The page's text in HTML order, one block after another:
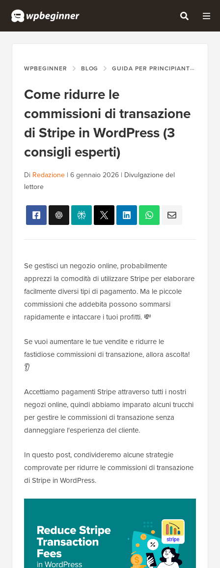
WPBEGINNER BLOG GUIDA PER PRINCIPIANTI
Come ridurre le
commissioni di transazione
di Stripe in WordPress (3
consigli esperti)
Di Redazione | 6 gennaio 2026 | Divulgazione del
lettore
Se gestisci un negozio online, probabilmente
apprezzi la comodità di utilizzare Stripe per elaborare
facilmente diversi tipi di pagamento. Ma le piccole
commissioni che addebita possono sommarsi
rapidamente e intaccare i tuoi profitti. 💸
Se vuoi aumentare le tue vendite e ridurre le
fastidiose commissioni di transazione, allora ascolta!
👂
Accettiamo pagamenti Stripe attraverso tutti i nostri
negozi online, quindi abbiamo imparato alcuni trucchi
per gestire le commissioni di transazione senza
danneggiare l'esperienza del cliente.
In questo post, condivideremo alcune strategie
comprovate per ridurre le commissioni di transazione
di Stripe in WordPress.